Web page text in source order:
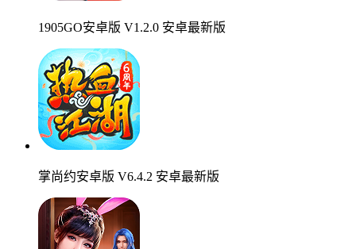
1905GO安卓版 V1.2.0 安卓最新版
掌尚约安卓版 V6.4.2 安卓最新版